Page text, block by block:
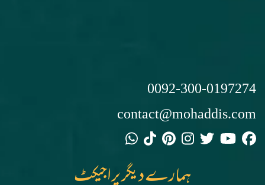
0092-300-0197274
contact@mohaddis.com
ہمارے دیگر پراجیکٹ